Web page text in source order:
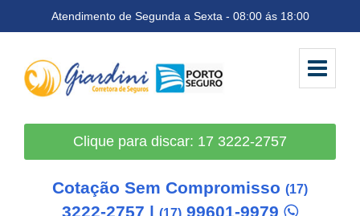
Atendimento de Segunda a Sexta - 08:00 ás 18:00
Clique para discar: 17 3222-2757
Cotação Sem Compromisso (17)
3222-2757 | (17) 99601-9979